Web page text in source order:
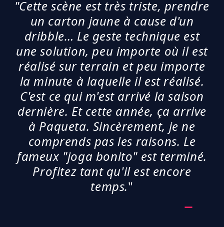
"Cette scène est très triste, prendre
un carton jaune à cause d'un
dribble… Le geste technique est
une solution, peu importe où il est
réalisé sur terrain et peu importe
la minute à laquelle il est réalisé.
C'est ce qui m'est arrivé la saison
dernière. Et cette année, ça arrive
à Paqueta. Sincèrement, je ne
comprends pas les raisons. Le
fameux "joga bonito" est terminé.
Profitez tant qu'il est encore
temps."